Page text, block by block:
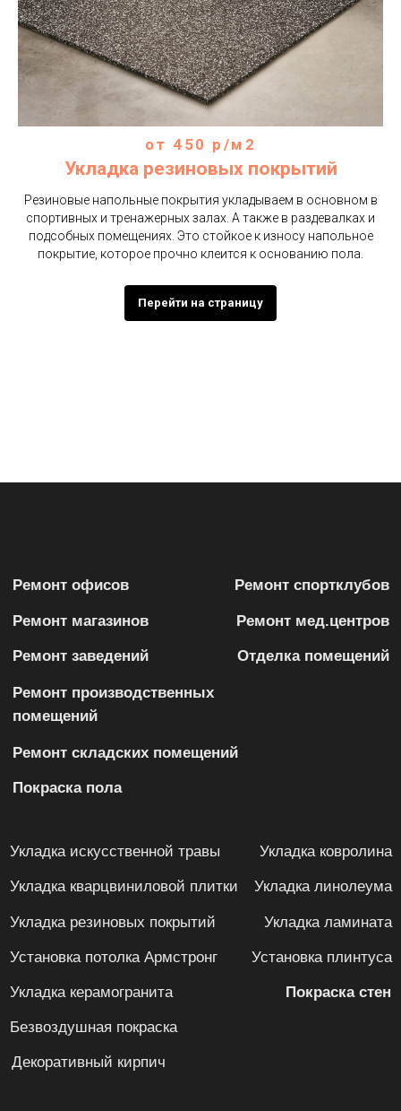
от 450 р/м2
Укладка резиновых покрытий
Резиновые напольные покрытия укладываем в основном в
спортивных и тренажерных залах. А также в раздевалках и
подсобных помещениях. Это стойкое к износу напольное
покрытие, которое прочно клеится к основанию пола.
Перейти на страницу